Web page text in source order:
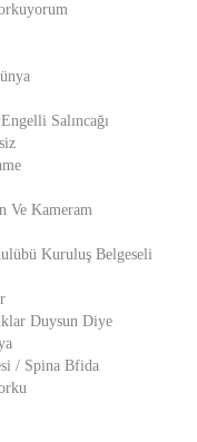
Salıncağı
Ve Kameram
Kuruluş Belgeseli
Duysun Diye
/ Spina Bfida